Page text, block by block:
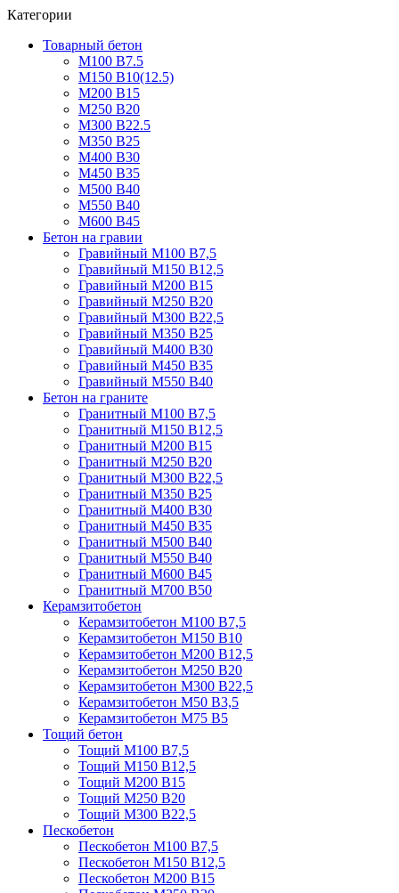
Категории
Товарный бетон
М100 В7.5
М150 В10(12.5)
М200 В15
М250 В20
М300 В22.5
М350 В25
М400 В30
М450 В35
М500 В40
М550 В40
М600 В45
Бетон на гравии
Гравийный М100 В7,5
Гравийный М150 В12,5
Гравийный М200 В15
Гравийный М250 В20
Гравийный М300 В22,5
Гравийный М350 В25
Гравийный М400 В30
Гравийный М450 В35
Гравийный М550 В40
Бетон на граните
Гранитный М100 В7,5
Гранитный М150 В12,5
Гранитный М200 В15
Гранитный М250 В20
Гранитный М300 В22,5
Гранитный М350 В25
Гранитный М400 В30
Гранитный М450 В35
Гранитный М500 В40
Гранитный М550 В40
Гранитный М600 В45
Гранитный М700 В50
Керамзитобетон
Керамзитобетон М100 В7,5
Керамзитобетон М150 В10
Керамзитобетон М200 В12,5
Керамзитобетон М250 В20
Керамзитобетон М300 В22,5
Керамзитобетон М50 В3,5
Керамзитобетон М75 В5
Тощий бетон
Тощий М100 В7,5
Тощий М150 В12,5
Тощий М200 В15
Тощий М250 В20
Тощий М300 В22,5
Пескобетон
Пескобетон М100 В7,5
Пескобетон М150 В12,5
Пескобетон М200 В15